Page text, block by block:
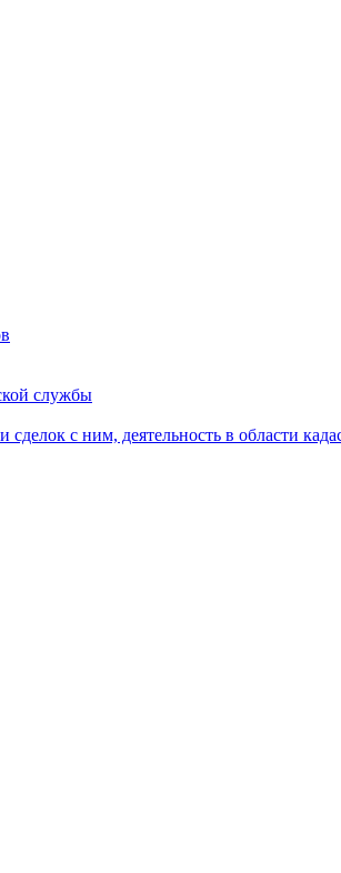
службы
с ним, деятельность в области